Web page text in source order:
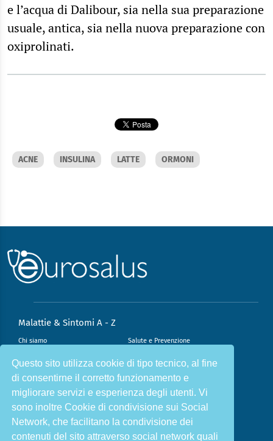
Questo sito utilizza cookie di tipo tecnico, al fine
di consentirne il corretto funzionamento e
migliorare servizi e esperienza degli utenti. Vi
sono inoltre Cookie di condivisione sui Social
Network, che facilitano la condivisione dei
contenuti del sito attraverso social network quali
e l’acqua di Dalibour, sia nella sua preparazione
usuale, antica, sia nella nuova preparazione con
oxiprolinati.
ACNE INSULINA LATTE ORMONI
Malattie & Sintomi A - Z
Chi siamo Salute e Prevenzione
Infiammazione e Allergia Direzione scientifica
Nutrizione e Stili di vita Sport e Benessere
Cookie Policy L’angolo del dottore